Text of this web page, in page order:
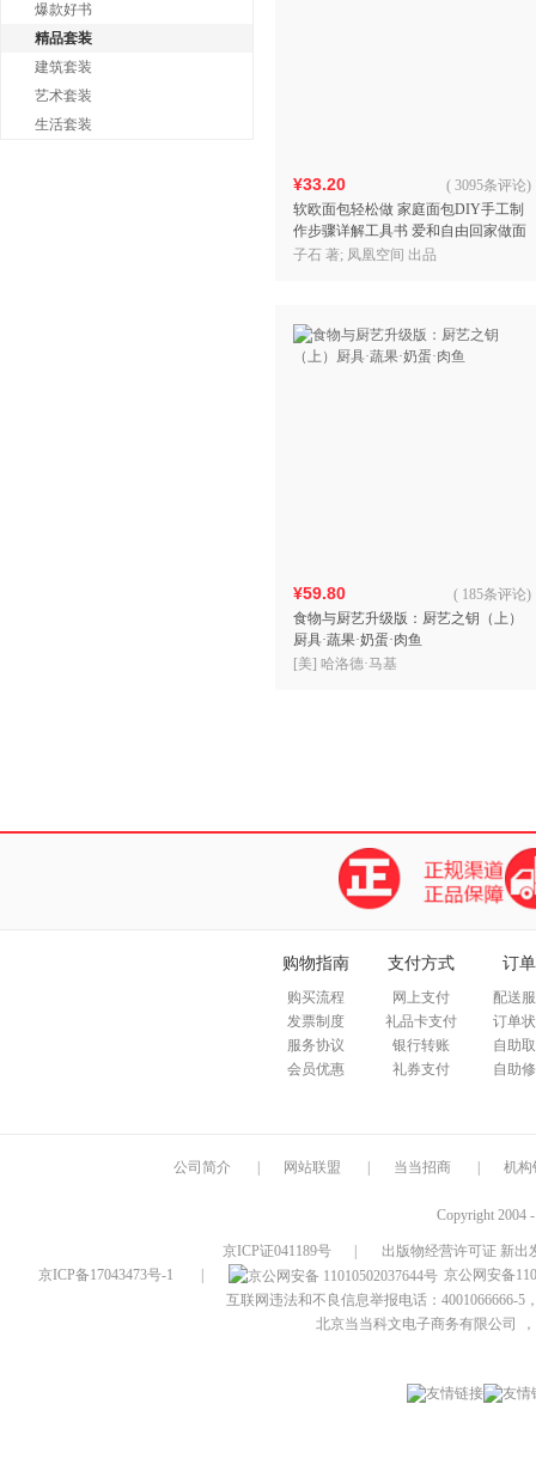
爆款好书
精品套装
建筑套装
艺术套装
生活套装
¥33.20
软欧面包轻松做 家庭面包DIY手工制
作步骤详解工具书 爱和自由回家做面
包 甜面包调理吐司面包软欧包起酥传
( 3095条评论)
子石 著; 凤凰空间 出品
¥59.80
食物与厨艺升级版：厨艺之钥（上）
厨具·蔬果·奶蛋·肉鱼
( 185条评论)
[美] 哈洛德·马基
购物指南
购买流程
发票制度
服务协议
会员优惠
支付方式
网上支付
礼品卡支付
银行转账
礼券支付
订
配送
订单
自助
自助
公司简介 网站联盟 当当招商 机构
Copyright 2004
京ICP证041189号
出版物经营许可证 新出
京ICP备17043473号-1
京公网安备
互联网违法和不良信息举报电话：4001066666-5
北京当当科文电子商务有限公司